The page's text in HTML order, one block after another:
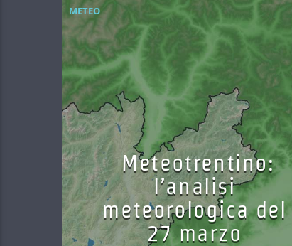
METEO
Meteotrentino:
l’analisi
meteorologica del
27 marzo